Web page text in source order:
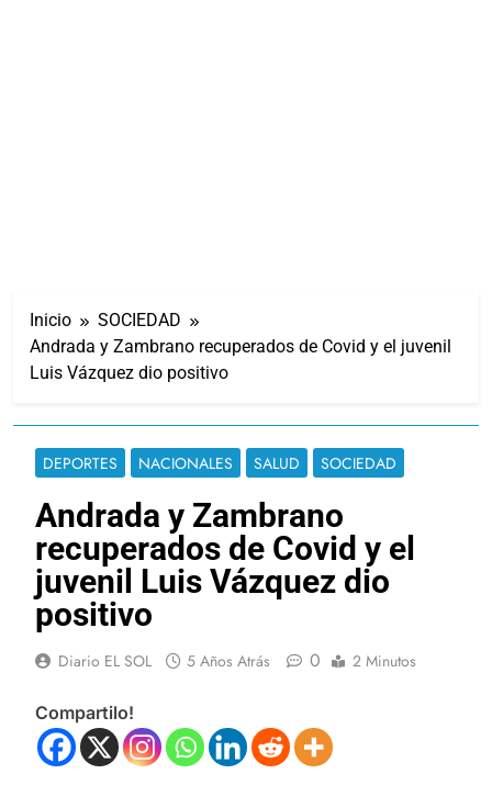
Inicio
SOCIEDAD
Andrada y Zambrano recuperados de Covid y el juvenil
Luis Vázquez dio positivo
DEPORTES NACIONALES SALUD SOCIEDAD
Andrada y Zambrano
recuperados de Covid y el
juvenil Luis Vázquez dio
positivo
Diario EL SOL 5 Años Atrás 0 2 Minutos
Compartilo!